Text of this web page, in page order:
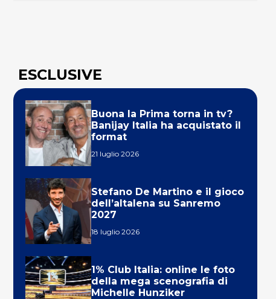
ESCLUSIVE
Buona la Prima torna in tv?
Banijay Italia ha acquistato il
format
21 luglio 2026
Stefano De Martino e il gioco
dell’altalena su Sanremo
2027
18 luglio 2026
1% Club Italia: online le foto
della mega scenografia di
Michelle Hunziker